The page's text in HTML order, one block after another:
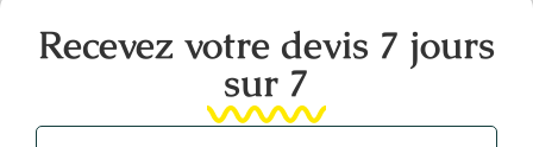
Recevez votre devis 7 jours
sur 7